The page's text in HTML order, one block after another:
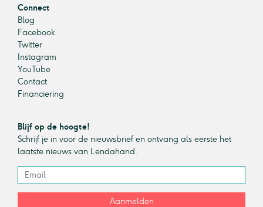
Connect
Blog
Facebook
Twitter
Instagram
YouTube
Contact
Financiering
Blijf op de hoogte!
Schrijf je in voor de nieuwsbrief en ontvang als eerste het
laatste nieuws van Lendahand.
Aanmelden